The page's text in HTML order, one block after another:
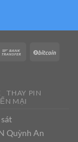
THAY PIN
MẠI
Quỳnh An